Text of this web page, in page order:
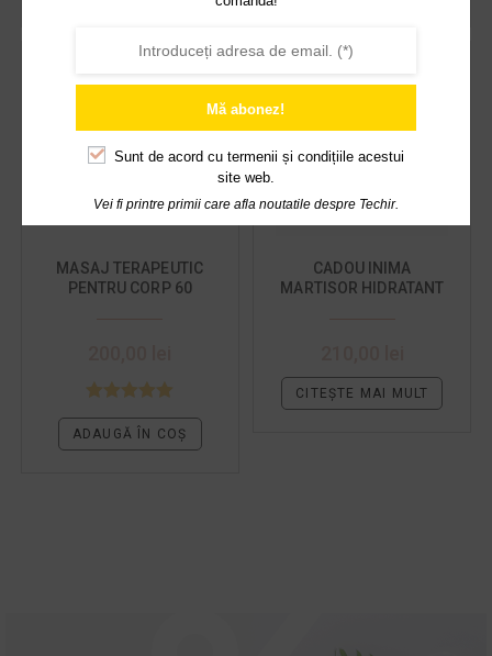
MASAJ TERAPEUTIC
PENTRU CORP 60
Evaluat la
5.00din 5
ADAUGĂ ÎN COȘ
CADOU INIMA
MARTISOR HIDRATANT
CITEȘTE MAI MULT
Mă abonez!
Sunt de acord cu termenii și condițiile acestui
site web.
Vei fi printre primii care afla noutatile despre Techir.